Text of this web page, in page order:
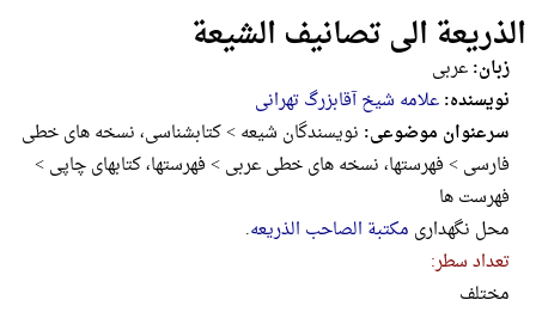
الذریعة الی تصانیف الشیعة
زبان:عربی
نویسنده:علامه شیخ آقابزرگ تهرانی
سرعنوان موضوعی: نویسندگان شیعه > کتابشناسی، نسخه های خطی
فارسی > فهرستها، نسخه های خطی عربی > فهرستها، کتابهای چاپی >
فهرست ها
محل نگهداری مکتبة الصاحب الذریعه.
تعداد سطر:
مختلف